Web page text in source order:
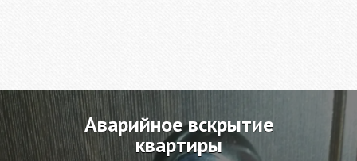
Аварийное вскрытие
квартиры